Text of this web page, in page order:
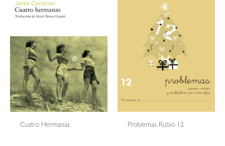
Cuatro Hermanas Problemas Rubio 12